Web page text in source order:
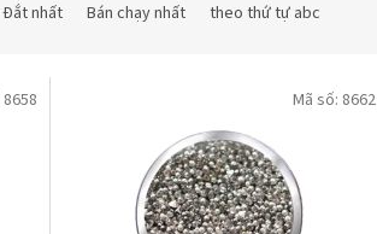
Đắt nhất Bán chạy nhất theo thứ tự abc
8658 Mã số: 8662